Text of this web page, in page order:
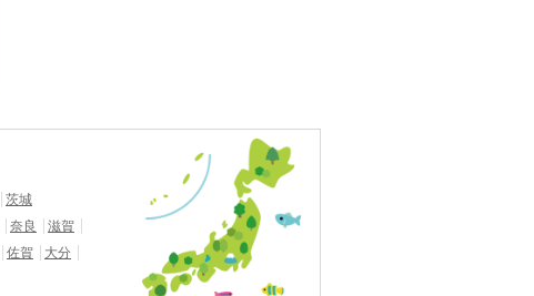
茨城
奈良
滋賀
佐賀
大分